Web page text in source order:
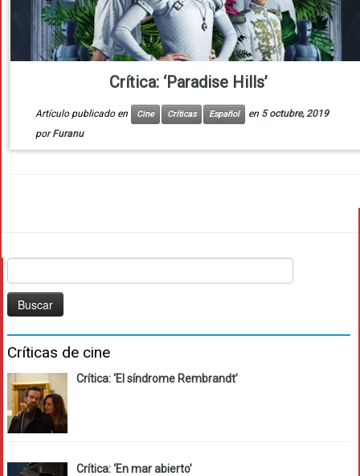
Crítica: ‘Paradise Hills’
Artículo publicado en Cine Críticas Español en 5 octubre, 2019
porFuranu
Críticas de cine
Crítica: ‘El síndrome Rembrandt’
Crítica: ‘En mar abierto’